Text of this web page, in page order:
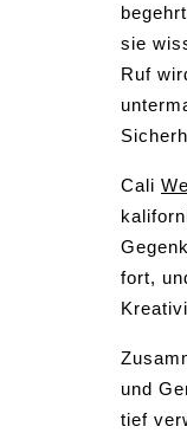
sie
Ruf
Cali
fort,
und
tief